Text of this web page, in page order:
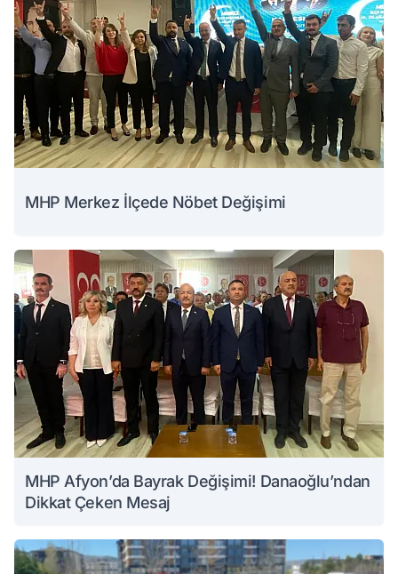
MHP Merkez İlçede Nöbet Değişimi
MHP Afyon’da Bayrak Değişimi! Danaoğlu’ndan
Dikkat Çeken Mesaj